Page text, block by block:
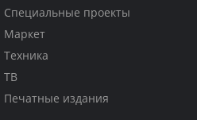
Специальные проекты
Маркет
Техника
ТВ
Печатные издания